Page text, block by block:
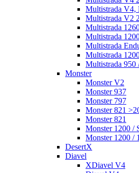
Multistrada V4,
Multistrada V2
Multistrada
Multistrada
Multistrada
Multistrada
Multistrada 950
Monster
Monster V2
Monster 937
Monster 797
Monster 821
Monster 821
Monster 1200 /
Monster 1200 /
DesertX
Diavel
XDiavel V4